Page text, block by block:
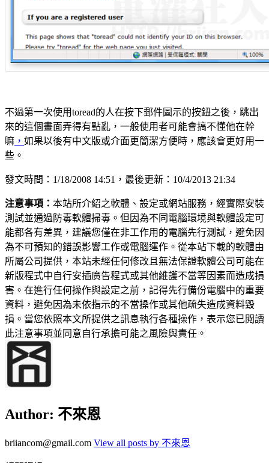
不過第一次使用toread的人在按下郵件圖示的按鈕之後，跳出
來的這個畫面弄得有點亂，一般使用者可能會搞不懂他在幹
嘛 ， 如果以後有中文版或介面更簡潔方便時，應該會更好用一
些。
發文時間：1/18/2008 14:51，最後更新：10/4/2013 21:34
注意事項： 本站所介紹之軟體、設定或網站服務，經實際安裝
測試並通過防毒軟體掃毒。但因為不同電腦環境與軟體設定可
能都各有差異，建議您僅在非工作用的電腦先行測試，避免因
為不可預知的錯誤影響工作或電腦運作。從本站下載的軟體由
所屬公司提供，本站未經任何修改且無法保證軟體公司可能在
新版程式中自行安插廣告程式或其他維護不當等因素而造成損
害。在進行任何操作與設定之前，記得先行備份電腦中的重要
資料，避免因為未依指示的不當操作或其他疏失造成資料毀
損。當您依照本文所提供之訊息執行各種操作，表示您已閱讀
此注意事項並同意自行承擔可能之風險與責任。
Author: 不來恩
briiancom@gmail.com View all posts by 不來恩